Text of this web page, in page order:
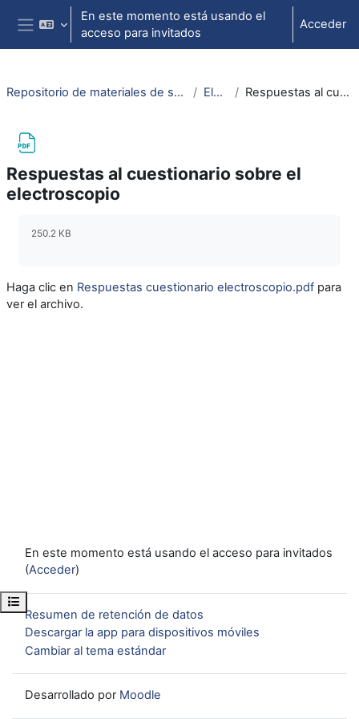
Salta al contenido principal
Panel lateral
En este momento está usando el
acceso para invitados
Acceder
Abrir índice del curso
Repositorio de materiales de soporte para la docencia de la física universitaria II Electroscopio Respuestas al cuestionario sobre el electroscopio
Respuestas al cuestionario sobre el
electroscopio
250.2 KB
Haga clic en Respuestas cuestionario electroscopio.pdf para
ver el archivo.
En este momento está usando el acceso para invitados
(Acceder)
Resumen de retención de datos
Descargar la app para dispositivos móviles
Cambiar al tema estándar
Desarrollado por Moodle